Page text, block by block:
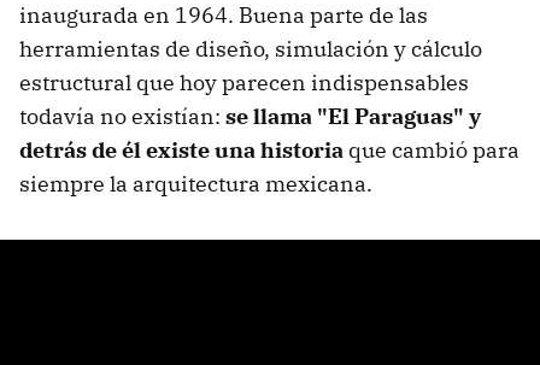
inaugurada en 1964. Buena parte de las
herramientas de diseño, simulación y cálculo
estructural que hoy parecen indispensables
todavía no existían: se llama "El Paraguas" y
detrás de él existe una historia que cambió para
siempre la arquitectura mexicana.